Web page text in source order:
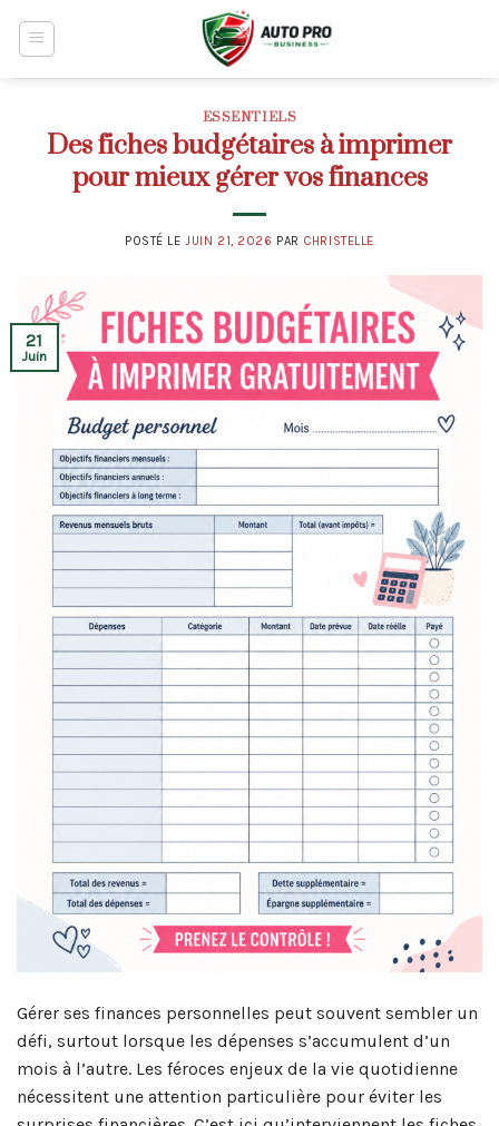
ESSENTIELS
Des fiches budgétaires à imprimer
pour mieux gérer vos finances
POSTÉ LEJUIN 21, 2026 PAR CHRISTELLE
21
Juin
Gérer ses finances personnelles peut souvent sembler un
défi, surtout lorsque les dépenses s’accumulent d’un
mois à l’autre. Les féroces enjeux de la vie quotidienne
nécessitent une attention particulière pour éviter les